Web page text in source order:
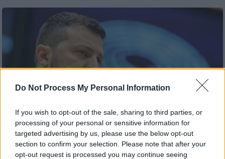
Do Not Process My Personal Information
If you wish to opt-out of the sale, sharing to third parties, or
processing of your personal or sensitive information for
targeted advertising by us, please use the below opt-out
section to confirm your selection. Please note that after your
opt-out request is processed you may continue seeing
Associated Press